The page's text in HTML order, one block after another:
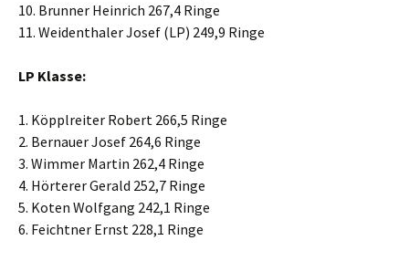
10. Brunner Heinrich 267,4 Ringe
11. Weidenthaler Josef (LP) 249,9 Ringe
LP Klasse:
1. Köpplreiter Robert 266,5 Ringe
2. Bernauer Josef 264,6 Ringe
3. Wimmer Martin 262,4 Ringe
4. Hörterer Gerald 252,7 Ringe
5. Koten Wolfgang 242,1 Ringe
6. Feichtner Ernst 228,1 Ringe